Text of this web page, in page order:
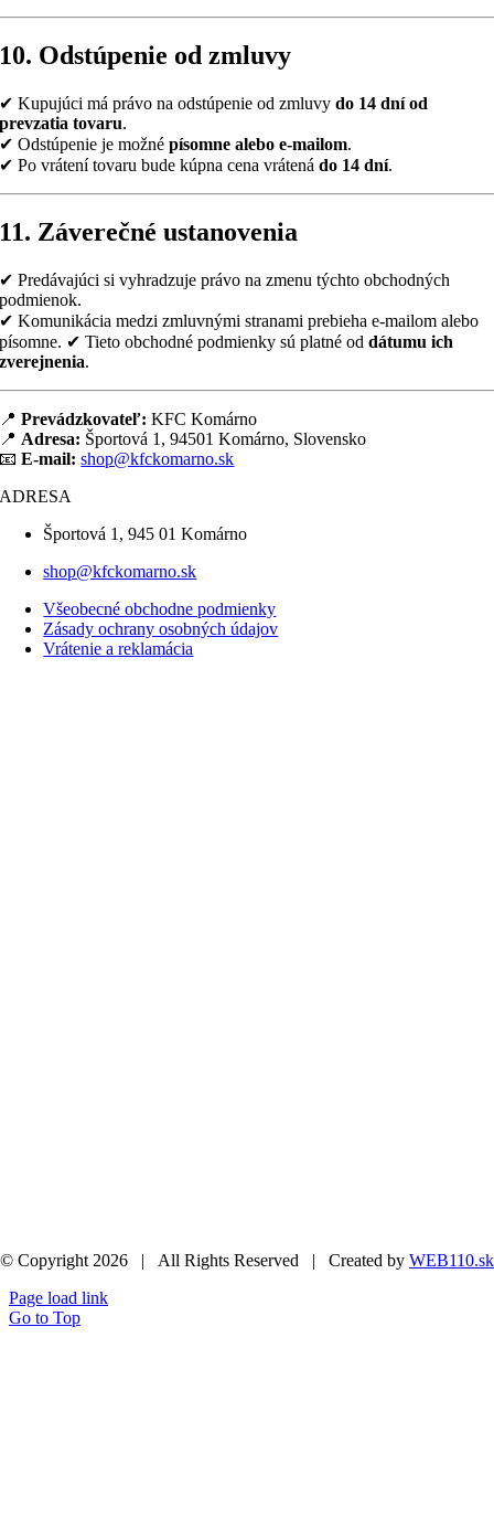
10. Odstúpenie od zmluvy
✔ Kupujúci má právo na odstúpenie od zmluvydo 14 dní od
prevzatia tovaru.
✔ Odstúpenie je možnépísomne alebo e-mailom.
✔ Po vrátení tovaru bude kúpna cena vrátenádo 14 dní.
11. Záverečné ustanovenia
✔ Predávajúci si vyhradzuje právo na zmenu týchto obchodných
podmienok.
✔ Komunikácia medzi zmluvnými stranami prebieha e-mailom alebo
písomne. ✔ Tieto obchodné podmienky sú platné oddátumu ich
zverejnenia.
📍Prevádzkovateľ: KFC Komárno
📍 Adresa: Športová 1, 94501 Komárno, Slovensko
📧E-mail: shop@kfckomarno.sk
ADRESA
Športová 1, 945 01 Komárno
shop@kfckomarno.sk
Všeobecné obchodne podmienky
Zásady ochrany osobných údajov
Vrátenie a reklamácia
© Copyright 2026 | All Rights Reserved | Created by WEB110.sk
Page load link
Go to Top